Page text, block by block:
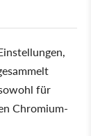
für
Chromium-